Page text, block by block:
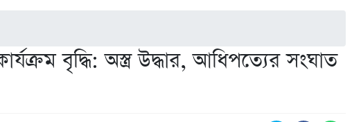
বৃদ্ধি: অস্ত্র উদ্ধার, আধিপত্যের সংঘাত